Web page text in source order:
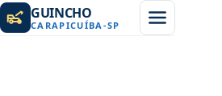
GUINCHO
CARAPICUÍBA -SP